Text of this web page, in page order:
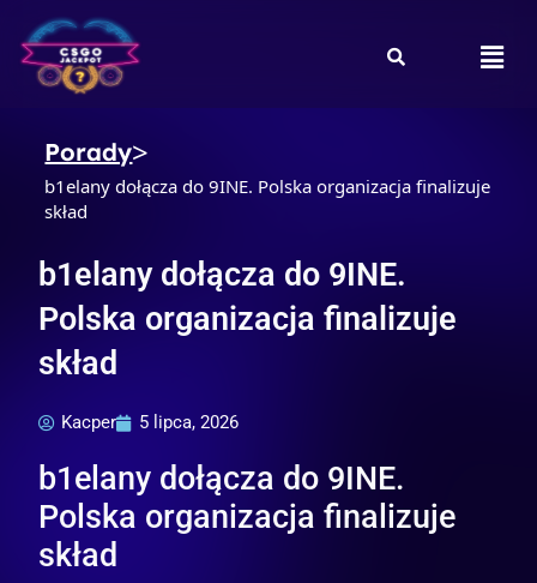
content
Porady
b1elany dołącza do 9INE. Polska organizacja finalizuje
skład
b1elany dołącza do 9INE.
Polska organizacja finalizuje
skład
Kacper 5 lipca, 2026
b1elany dołącza do 9INE.
Polska organizacja finalizuje
skład